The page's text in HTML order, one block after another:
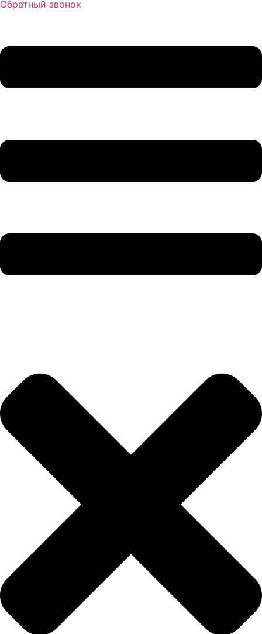
Обратный звонок